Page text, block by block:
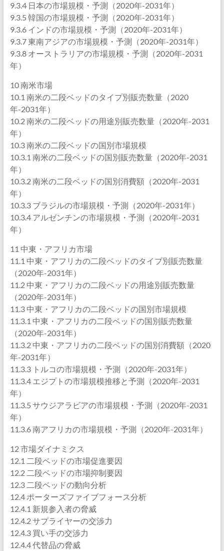
9.3.4 日本の市場規模・予測（2020年-2031年）
9.3.5 韓国の市場規模・予測（2020年-2031年）
9.3.6 インドの市場規模・予測（2020年-2031年）
9.3.7 東南アジアの市場規模・予測（2020年-2031年）
9.3.8 オーストラリアの市場規模・予測（2020年-2031
年）
10 南米市場
10.1 南米の二段ベッドのタイプ別販売数量（2020
年-2031年）
10.2 南米の二段ベッドの用途別販売数量（2020年-2031
年）
10.3 南米の二段ベッドの国別市場規模
10.3.1 南米の二段ベッドの国別販売数量（2020年-2031
年）
10.3.2 南米の二段ベッドの国別消費額（2020年-2031
年）
10.3.3 ブラジルの市場規模・予測（2020年-2031年）
10.3.4 アルゼンチンの市場規模・予測（2020年-2031
年）
11 中東・アフリカ市場
11.1 中東・アフリカの二段ベッドのタイプ別販売数量
（2020年-2031年）
11.2 中東・アフリカの二段ベッドの用途別販売数量
（2020年-2031年）
11.3 中東・アフリカの二段ベッドの国別市場規模
11.3.1 中東・アフリカの二段ベッドの国別販売数量
（2020年-2031年）
11.3.2 中東・アフリカの二段ベッドの国別消費額（2020
年-2031年）
11.3.3 トルコの市場規模・予測（2020年-2031年）
11.3.4 エジプトの市場規模推移と予測（2020年-2031
年）
11.3.5 サウジアラビアの市場規模・予測（2020年-2031
年）
11.3.6 南アフリカの市場規模・予測（2020年-2031年）
12 市場ダイナミクス
12.1 二段ベッドの市場促進要因
12.2 二段ベッドの市場抑制要因
12.3 二段ベッドの動向分析
12.4 ポーターズファイブフォース分析
12.4.1 新規参入者の脅威
12.4.2 サプライヤーの交渉力
12.4.3 買い手の交渉力
12.4.4 代替品の脅威